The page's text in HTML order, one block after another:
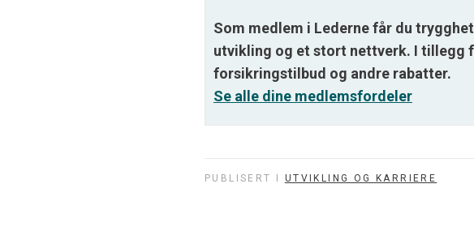
Som medlem i Lederne får du
utvikling og et stort nettverk. I tillegg
forsikringstilbud og andre rabatter.
Se alle dine medlemsfordeler
PUBLISERT I UTVIKLING OG KARRIERE